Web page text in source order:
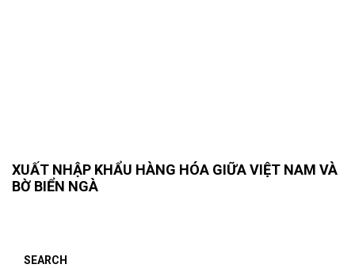
XUẤT NHẬP KHẨU HÀNG HÓA GIỮA VIỆT NAM VÀ
BỜ BIỂN NGÀ
SEARCH